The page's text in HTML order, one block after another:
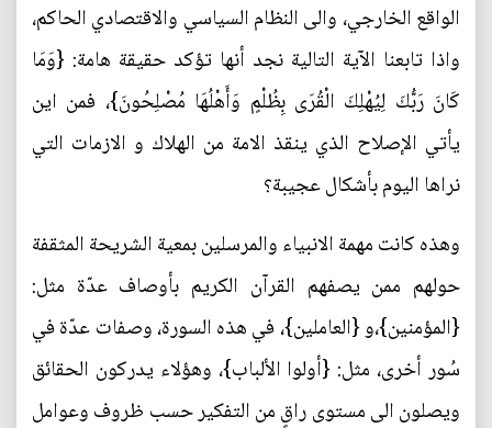
الواقع الخارجي، والى النظام السياسي والاقتصادي الحاكم،
واذا تابعنا الآية التالية نجد أنها تؤكد حقيقة هامة: {وَمَا
كَانَ رَبُّكَ لِيُهْلِكَ الْقُرَى بِظُلْمٍ وَأَهْلُهَا مُصْلِحُونَ}، فمن اين
يأتي الإصلاح الذي ينقذ الامة من الهلاك و الازمات التي
نراها اليوم بأشكال عجيبة؟
وهذه كانت مهمة الانبياء والمرسلين بمعية الشريحة المثقفة
حولهم ممن يصفهم القرآن الكريم بأوصاف عدّة مثل:
{المؤمنين}،و {العاملين}، في هذه السورة، وصفات عدّة في
سُور أخرى، مثل: {أولوا الألباب}، وهؤلاء يدركون الحقائق
ويصلون الى مستوى راقٍ من التفكير حسب ظروف وعوامل